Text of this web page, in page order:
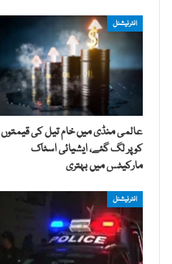
انٹرنیشنل
عالمی منڈی میں خام تیل کی قیمتوں
کو پر لگ گئے، ایشیائی اسٹاک
مارکیٹس میں بہتری
انٹرنیشنل